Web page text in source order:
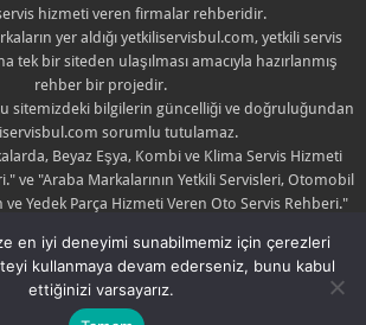
hizmeti veren firmalar rehberidir.
yer aldığı yetkiliservisbul.com, yetkili servis
tek bir siteden ulaşılması amacıyla hazırlanmış
rehber bir projedir.
sitemizdeki bilgilerin güncelliği ve doğruluğundan
sorumlu tutulamaz.
Beyaz Eşya, Kombi ve Klima Servis Hizmeti
ve "Araba Markalarının Yetkili Servisleri, Otomobil
ve Yedek Parça Hizmeti Veren Oto Servis Rehberi."
şikayette bulunulması halinde yayın kaldırılabilir
yada düzeltilebilir.
en iyi deneyimi sunabilmemiz için çerezleri
kullanmaya devam ederseniz, bunu kabul
ettiğinizi varsayarız.